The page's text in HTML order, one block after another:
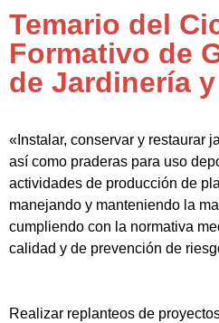
Temario del
Formativo de
de Jardinería
«Instalar, conservar y restaurar
así como praderas para uso
actividades de producción de
manejando y manteniendo la
cumpliendo con la normativa
calidad y de prevención de
Realizar replanteos de